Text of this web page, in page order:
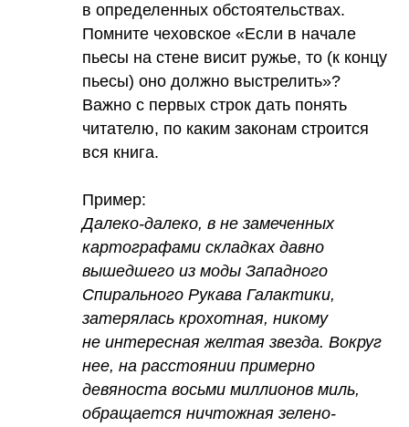
в определенных обстоятельствах.
Помните чеховское «Если в начале
пьесы на стене висит ружье, то (к концу
пьесы) оно должно выстрелить»?
Важно с первых строк дать понять
читателю, по каким законам строится
вся книга.
Пример:
Далеко-далеко, в не замеченных
картографами складках давно
вышедшего из моды Западного
Спирального Рукава Галактики,
затерялась крохотная, никому
не интересная желтая звезда. Вокруг
нее, на расстоянии примерно
девяноста восьми миллионов миль,
обращается ничтожная зелено-